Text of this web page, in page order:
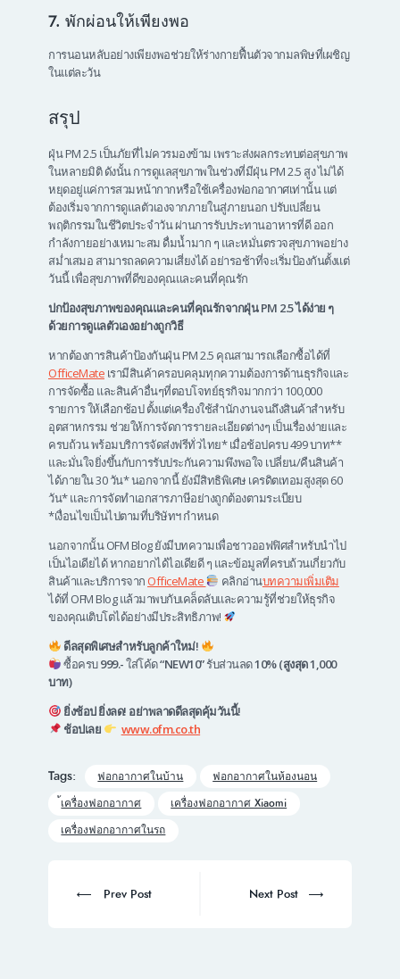
7. พักผ่อนให้เพียงพอ
การนอนหลับอย่างเพียงพอช่วยให้ร่างกายฟื้นตัวจากมลพิษที่เผชิญ
ในแต่ละวัน
สรุป
ฝุ่น PM 2.5 เป็นภัยที่ไม่ควรมองข้าม เพราะส่งผลกระทบต่อสุขภาพ
ในหลายมิติ ดังนั้น การดูแลสุขภาพในช่วงที่มีฝุ่น PM 2.5 สูง ไม่ได้
หยุดอยู่แค่การสวมหน้ากากหรือใช้เครื่องฟอกอากาศเท่านั้น แต่
ต้องเริ่มจากการดูแลตัวเองจากภายในสู่ภายนอก ปรับเปลี่ยน
พฤติกรรมในชีวิตประจำวัน ผ่านการรับประทานอาหารที่ดี ออก
กำลังกายอย่างเหมาะสม ดื่มน้ำมาก ๆ และหมั่นตรวจสุขภาพอย่าง
สม่ำเสมอ สามารถลดความเสี่ยงได้ อย่ารอช้าที่จะเริ่มป้องกันตั้งแต่
วันนี้ เพื่อสุขภาพที่ดีของคุณและคนที่คุณรัก
ปกป้องสุขภาพของคุณและคนที่คุณรักจากฝุ่น PM 2.5 ได้ง่าย ๆ
ด้วยการดูแลตัวเองอย่างถูกวิธี
หากต้องการสินค้าป้องกันฝุ่น PM 2.5 คุณสามารถเลือกซื้อได้ที่
OfficeMate เรามีสินค้าครอบคลุมทุกความต้องการด้านธุรกิจและ
การจัดซื้อ และสินค้าอื่นๆที่ตอบโจทย์ธุรกิจมากกว่า 100,000
รายการ ให้เลือกช้อป ตั้งแต่เครื่องใช้สำนักงานจนถึงสินค้าสำหรับ
อุตสาหกรรม ช่วยให้การจัดการรายละเอียดต่างๆ เป็นเรื่องง่ายและ
ครบถ้วน พร้อมบริการจัดส่งฟรีทั่วไทย* เมื่อช้อปครบ 499 บาท**
และมั่นใจยิ่งขึ้นกับการรับประกันความพึงพอใจ เปลี่ยน/คืนสินค้า
ได้ภายใน 30 วัน* นอกจากนี้ ยังมีสิทธิพิเศษ เครดิตเทอมสูงสุด 60
วัน* และการจัดทำเอกสารภาษีอย่างถูกต้องตามระเบียบ
*เงื่อนไขเป็นไปตามที่บริษัทฯ กำหนด
นอกจากนั้น OFM Blog ยังมีบทความเพื่อชาวออฟฟิศสำหรับนำไป
เป็นไอเดียได้ หากอยากได้ไอเดียดี ๆ และข้อมูลที่ครบถ้วนเกี่ยวกับ
สินค้าและบริการจาก OfficeMate คลิกอ่านบทความเพิ่มเติม
ได้ที่ OFM Blog แล้วมาพบกับเคล็ดลับและความรู้ที่ช่วยให้ธุรกิจ
ของคุณเติบโตได้อย่างมีประสิทธิภาพ!
ดีลสุดพิเศษสำหรับลูกค้าใหม่!
ซื้อครบ999.-ใส่โค้ด“NEW10”รับส่วนลด10% (สูงสุด 1,000
บาท)
ยิ่งช้อป ยิ่งลด! อย่าพลาดดีลสุดคุ้มวันนี้!
ช้อปเลย
www.ofm.co.th
Tags: ฟอกอากาศในบ้าน
ฟอกอากาศในห้องนอน
้เครื่องฟอกอากาศ
เครื่องฟอกอากาศ Xiaomi
เครื่องฟอกอากาศในรถ
navigation
Prev
Prev Post
Next
Next Post